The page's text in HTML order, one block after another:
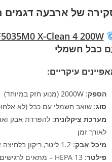
של ארבעה דגמים
X-Clean 4 200W
כבל חשמלי
עיקריים:
הספק: 2000W (מנוע חזק במיוחד)
סוג: שואב חשמלי עם כבל (לא
מערכת ציקלונית: להפרדת אבק
לאורך זמן
מיכל אבק: 1.2 ליטר, ריקון בלחיצה אחת
פילטר: HEPA 13 – מתאים לרגישים לאבק